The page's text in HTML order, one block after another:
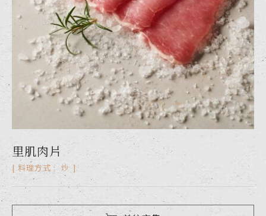
里肌肉片
料理方式 : 炒
里肌排
料理方式 : 炒